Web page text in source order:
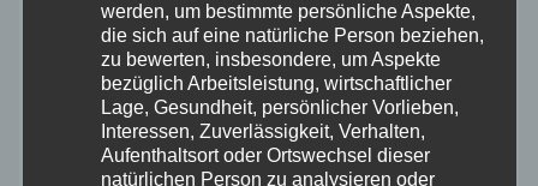
August 2025
Juli 2025
Juni 2025
werden, um bestimmte persönliche Aspekte,
die sich auf eine natürliche Person beziehen,
zu bewerten, insbesondere, um Aspekte
bezüglich Arbeitsleistung, wirtschaftlicher
Lage, Gesundheit, persönlicher Vorlieben,
Interessen, Zuverlässigkeit, Verhalten,
Aufenthaltsort oder Ortswechsel dieser
natürlichen Person zu analysieren oder